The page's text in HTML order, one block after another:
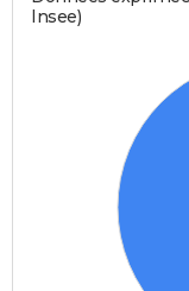
Insee)